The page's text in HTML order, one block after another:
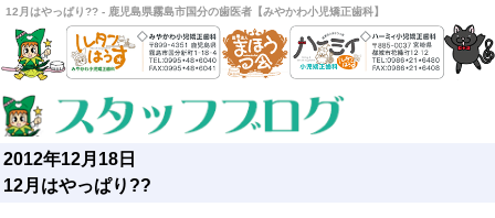
12月はやっぱり?? - 鹿児島県霧島市国分の歯医者【みやかわ小児矯正歯科】
2012年12月18日
12月はやっぱり??